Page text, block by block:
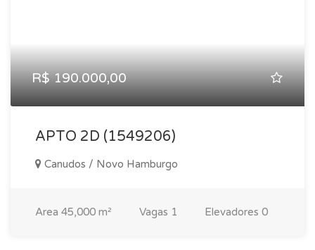
R$ 190.000,00
APTO 2D (1549206)
Canudos / Novo Hamburgo
Area 45,000 m² Vagas 1 Elevadores 0